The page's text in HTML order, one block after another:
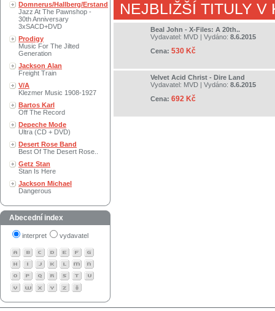
Domnerus/Hallberg/Erstand
Jazz At The Pawnshop -
30th Anniversary
3xSACD+DVD
Prodigy
Music For The Jilted
Generation
Jackson Alan
Freight Train
V/A
Klezmer Music 1908-1927
Bartos Karl
Off The Record
Depeche Mode
Ultra (CD + DVD)
Desert Rose Band
Best Of The Desert Rose..
Getz Stan
Stan Is Here
Jackson Michael
Dangerous
Abecední index
interpret vydavatel
NEJBLIŽŠÍ TITULY V
Beal John - X-Files: A 20th..
Vydavatel: MVD | Vydáno: 8.6.2015
Cena: 530 Kč
Velvet Acid Christ - Dire Land
Vydavatel: MVD | Vydáno: 8.6.2015
Cena: 692 Kč